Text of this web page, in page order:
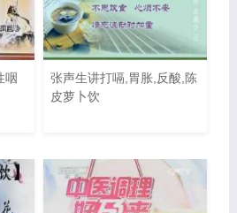
咽
张声生讲打嗝,胃胀,反酸,陈
皮萝卜饮